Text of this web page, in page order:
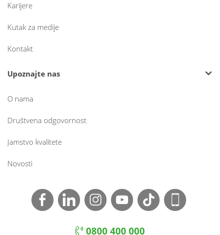
Karijere
Kutak za medije
Kontakt
Upoznajte nas
O nama
Društvena odgovornost
Jamstvo kvalitete
Novosti
0800 400 000